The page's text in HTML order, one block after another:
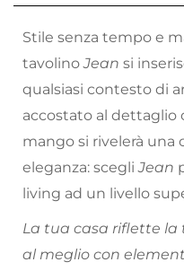
Stile senza tempo e
tavolinoJean si
qualsiasi contesto di
accostato al dettaglio
mango si rivelerà una
eleganza: scegliJean
living ad un livello
La tua casa riflette
al meglio con